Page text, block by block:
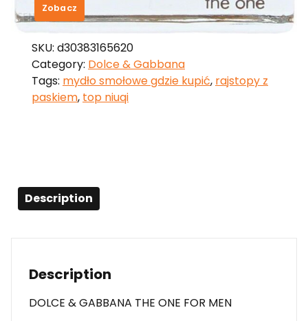
Zobacz
SKU: d30383165620
Category: Dolce & Gabbana
Tags: mydło smołowe gdzie kupić, rajstopy z
paskiem, top niuqi
Description
Description
DOLCE & GABBANA THE ONE FOR MEN